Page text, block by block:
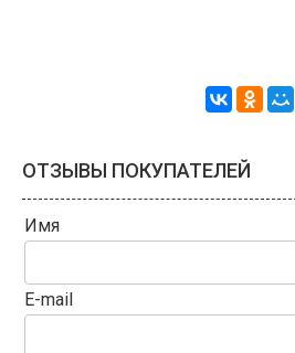
ОТЗЫВЫ ПОКУПАТЕЛЕЙ
Имя
E-mail